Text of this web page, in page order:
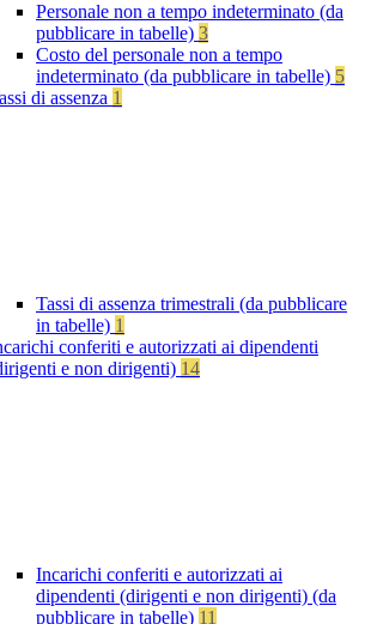
Personale non a tempo indeterminato (da
pubblicare in tabelle) 3
Costo del personale non a tempo
indeterminato (da pubblicare in tabelle) 5
di assenza 1
Tassi di assenza trimestrali (da pubblicare
in tabelle) 1
conferiti e autorizzati ai dipendenti
e non dirigenti) 14
Incarichi conferiti e autorizzati ai
dipendenti (dirigenti e non dirigenti) (da
pubblicare in tabelle) 11